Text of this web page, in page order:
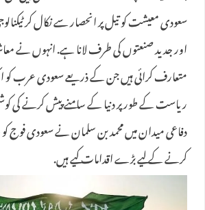
سعودی معیشت کو تیل پر انحصار سے نکال کر
اور جدید صنعتوں کی طرف لانا ہے. انہوں نے
متعارف کرائی ہیں جن کے ذریعے سعودی عرب کو
ریاست کے طور پر دنیا کے سامنے پیش کرنے کی
دفاعی میدان میں محمد بن سلمان نے سعودی فوج
کرنے کے لیے بڑے اقدامات کیے ہیں.